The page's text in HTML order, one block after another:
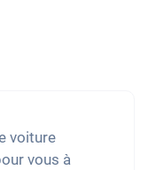
voiture
vous à